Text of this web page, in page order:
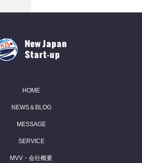
HOME
NEWS＆BLOG
MESSAGE
SERVICE
MVV・会社概要